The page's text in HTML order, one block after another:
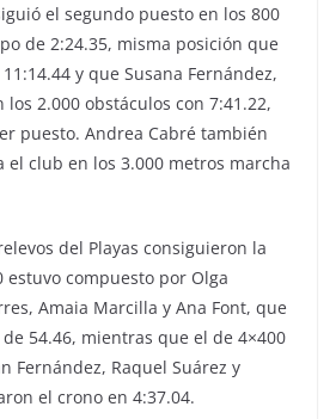
el segundo puesto en los 800
de 2:24.35, misma posición que
y que Susana Fernández,
2.000 obstáculos con 7:41.22,
puesto. Andrea Cabré también
el club en los 3.000 metros marcha
del Playas consiguieron la
estuvo compuesto por Olga
Amaia Marcilla y Ana Font, que
54.46, mientras que el de 4×400
Fernández, Raquel Suárez y
el crono en 4:37.04.